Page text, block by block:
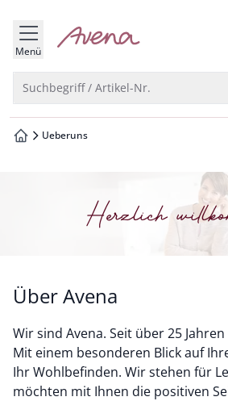
springen
springen
springen
springen
Menü zur Startseite
Suchbegriff / Artikel-Nr.
zur Startseite
Ueberuns
Herzlich
Über Avena
Wir sind Avena. Seit über 25
Mit einem besonderen Blick auf
Ihr Wohlbefinden. Wir stehen für
möchten mit Ihnen die positiven